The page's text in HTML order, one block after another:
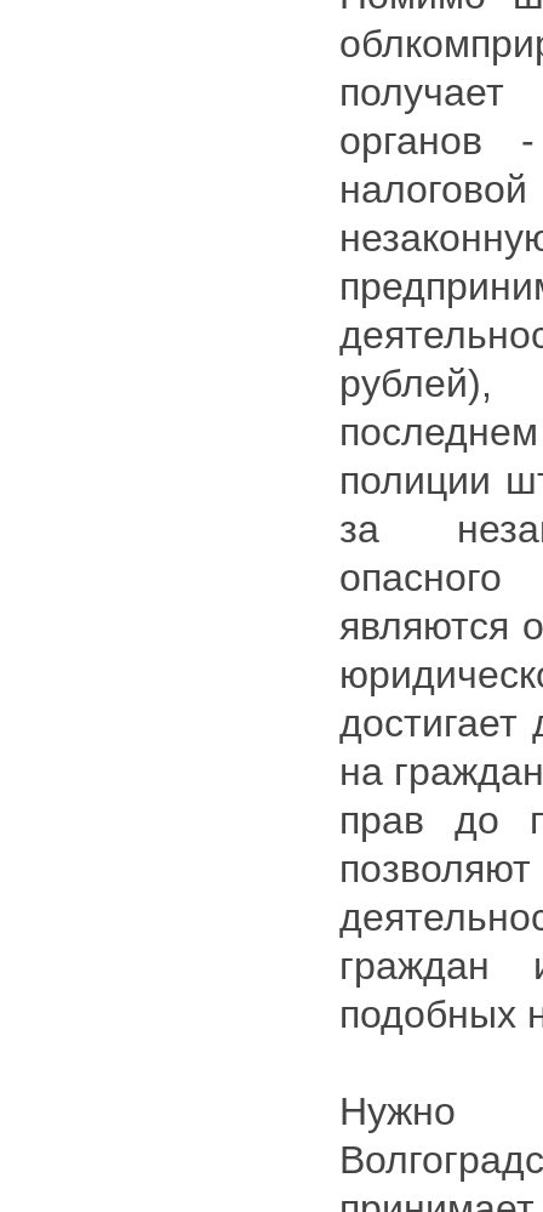
органов -
полиции
за
являются
на
прав до
граждан
подобных
Нужно